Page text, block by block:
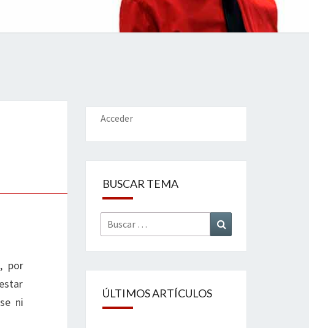
por
ni
Acceder
BUSCAR TEMA
Buscar
por:
ÚLTIMOS ARTÍCULOS